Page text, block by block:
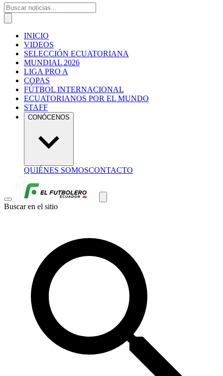
INICIO
VIDEOS
SELECCIÓN ECUATORIANA
MUNDIAL 2026
LIGA PRO A
COPAS
FÚTBOL INTERNACIONAL
ECUATORIANOS POR EL MUNDO
STAFF
CONÓCENOS
QUIÉNES SOMOSCONTACTO
Buscar en el sitio